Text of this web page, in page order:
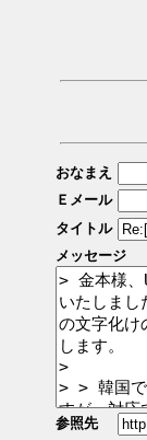
おなまえ
Ｅメール
タイトル
メッセージ
参照先